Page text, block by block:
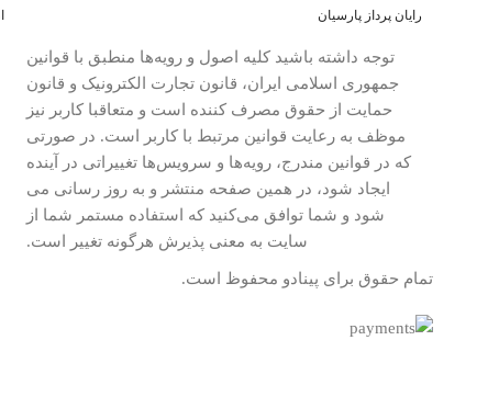
رایان پرداز پارسیان
توجه داشته باشید کلیه اصول و رویه‏‌ها منطبق با قوانین
جمهوری اسلامی ایران، قانون تجارت الکترونیک و قانون
حمایت از حقوق مصرف کننده است و متعاقبا کاربر نیز
موظف به رعایت قوانین مرتبط با کاربر است. در صورتی
که در قوانین مندرج، رویه‏‌ها و سرویس‏‌ها تغییراتی در آینده
ایجاد شود، در همین صفحه منتشر و به روز رسانی می
شود و شما توافق می‏‌کنید که استفاده مستمر شما از
سایت به معنی پذیرش هرگونه تغییر است.
تمام حقوق برای پینادو محفوظ است.